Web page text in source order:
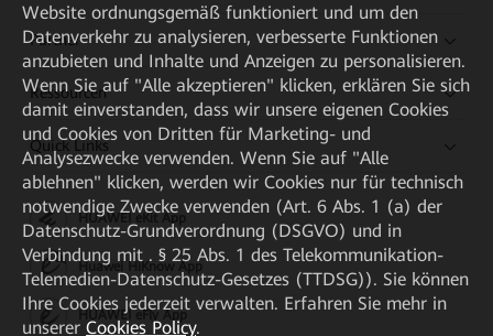
Partner
Ressourcen
Quick Links
HUAWEI eKit App
Huawei HiKnow App
HUAWEI eFly App
Website ordnungsgemäß funktioniert und um den
Datenverkehr zu analysieren, verbesserte Funktionen
anzubieten und Inhalte und Anzeigen zu personalisieren.
Wenn Sie auf "Alle akzeptieren" klicken, erklären Sie sich
damit einverstanden, dass wir unsere eigenen Cookies
und Cookies von Dritten für Marketing- und
Analysezwecke verwenden. Wenn Sie auf "Alle
ablehnen" klicken, werden wir Cookies nur für technisch
notwendige Zwecke verwenden (Art. 6 Abs. 1 (a) der
Datenschutz-Grundverordnung (DSGVO) und in
Verbindung mit . § 25 Abs. 1 des Telekommunikation-
Telemedien-Datenschutz-Gesetzes (TTDSG)). Sie können
Ihre Cookies jederzeit verwalten. Erfahren Sie mehr in
unserer Cookies Policy.